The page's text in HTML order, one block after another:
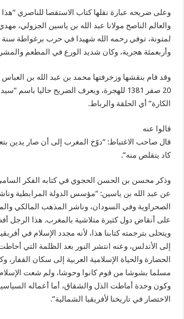
وعلى ضريحه عبارة نقلها كتاب الاستقصا للناصري “هذا
والعالم الناصح مولانا عبد الله بن ياسين الجزولي،
لمتونة، توفي رحمه الله شهيدا في حرب برغواطة
وأربعمئة هجرية، وكان شديد الورع في المطعم
وقد قام بنقشها وزخرفتها محمد بن عبد الله بن العباس
20 صفر 1381 للهجرة، ويعرف الضريح حاليا باسم
الكارة” أي الحلقة والرباط.
قالوا عنه
قال صاحب الاغتباط: “دوّخ المغرب إلى أن صار يدين
كاد يتقلص منه”.
وذكر محسن بن الحسن الحجوي في كتابه الفكر
عن عبد الله بن ياسين: “مؤسس الدولة المرابطية
الصحراوية وفي السودان، وناشر المذهب المالكي
على أنقاض دول كثيرة متلاشية بالمغرب. هذا الرجل
ويتحلى بترجمته كتابنا هذا، لأنه مجدد الإسلام في
إلى الأندلس، وعنه انتشر النور بعد الظلمة التي
الحضارة والحياة الإسلامية العربية إلى سكان القفار،
مسلما بشوشا من قوم كانوا وحوشا، ولم شعت الإسلام
وكون وحدة أماطت الذل والشقاق، أما أعماله
الاختصار في تاريخنا لأفريقيا الشمالية”.